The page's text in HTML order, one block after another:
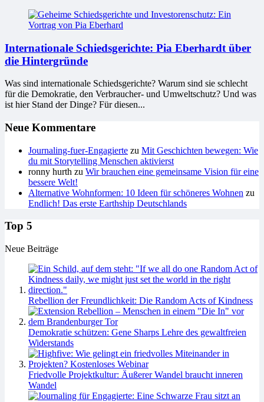
Internationale Schiedsgerichte: Pia Eberhardt über
die Hintergründe
Was sind internationale Schiedsgerichte? Warum sind sie schlecht
für die Demokratie, den Verbraucher- und Umweltschutz? Und was
ist hier Stand der Dinge? Für diesen...
Neue Kommentare
Journaling-fuer-Engagierte zu Mit Geschichten bewegen: Wie
du mit Storytelling Menschen aktivierst
ronny hurth zu Wir brauchen eine gemeinsame Vision für eine
bessere Welt!
Alternative Wohnformen: 10 Ideen für schöneres Wohnen zu
Endlich! Das erste Earthship Deutschlands
Top 5
Neue Beiträge
Rebellion der Freundlichkeit: Die Random Acts of Kindness
Demokratie schützen: Gene Sharps Lehre des gewaltfreien
Widerstands
Friedvolle Projektkultur: Äußerer Wandel braucht inneren
Wandel